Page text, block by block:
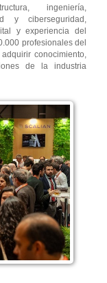
ingeniería,
y ciberseguridad,
y experiencia del
profesionales del
conocimiento,
de la industria